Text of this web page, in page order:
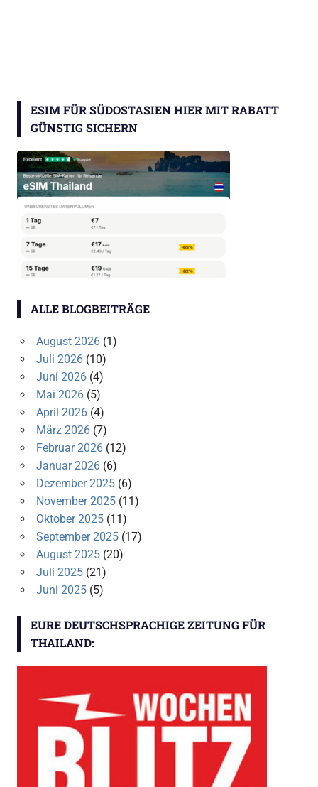
ESIM FÜR SÜDOSTASIEN HIER MIT RABATT
GÜNSTIG SICHERN
ALLE BLOGBEITRÄGE
August 2026(1)
Juli 2026(10)
Juni 2026(4)
Mai 2026(5)
April 2026(4)
März 2026(7)
Februar 2026(12)
Januar 2026(6)
Dezember 2025(6)
November 2025(11)
Oktober 2025(11)
September 2025(17)
August 2025(20)
Juli 2025(21)
Juni 2025(5)
EURE DEUTSCHSPRACHIGE ZEITUNG FÜR
THAILAND: